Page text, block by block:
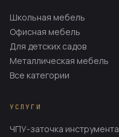
Школьная мебель
Офисная мебель
Для детских садов
Металлическая мебель
Все категории
УСЛУГИ
ЧПУ-заточка инструмента